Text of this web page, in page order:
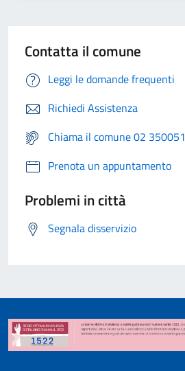
Contatta il comune
Leggi le domande frequenti
Richiedi Assistenza
Chiama il comune 02 350051
Prenota un appuntamento
Problemi in città
Segnala disservizio